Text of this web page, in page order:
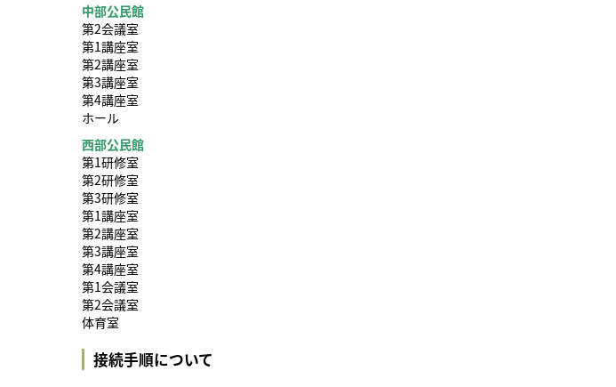
中部公民館
第2会議室
第1講座室
第2講座室
第3講座室
第4講座室
ホール
西部公民館
第1研修室
第2研修室
第3研修室
第1講座室
第2講座室
第3講座室
第4講座室
第1会議室
第2会議室
体育室
接続手順について